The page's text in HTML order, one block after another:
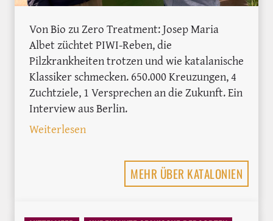
Von Bio zu Zero Treatment: Josep Maria
Albet züchtet PIWI-Reben, die
Pilzkrankheiten trotzen und wie katalanische
Klassiker schmecken. 650.000 Kreuzungen, 4
Zuchtziele, 1 Versprechen an die Zukunft. Ein
Interview aus Berlin.
Weiterlesen: PIWIs in Spanien: Wie Josep Maria
MEHR ÜBER KATALONIEN